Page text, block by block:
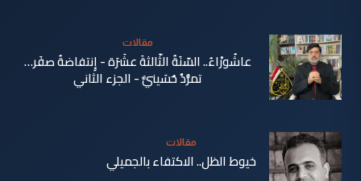
دقيقة
مقالات
عاشُورْاءُ.. السّنَةُ الثّالثةَ عشَرَة - إِنتفاضةُ صفَر…
تمرُّدٌ حُسَينيٌّ - الجزء الثاني
مقالات
خيوط الظل.. الاكتفاء بالجميلي